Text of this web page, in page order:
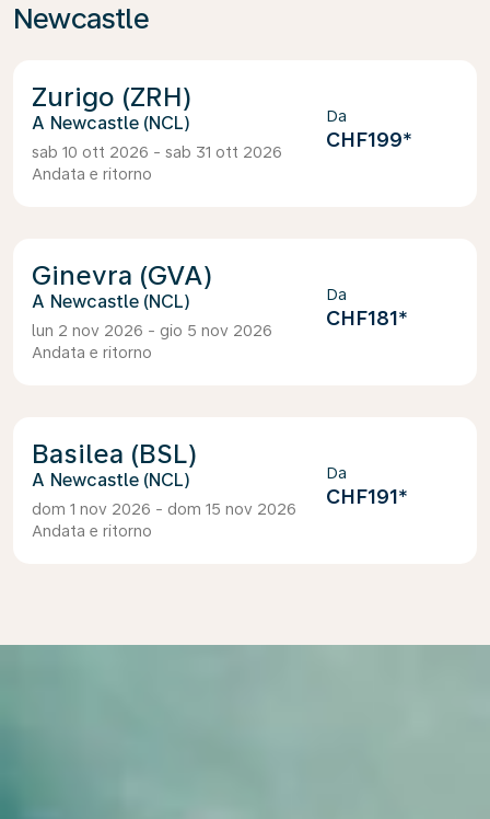
Newcastle
Zurigo (ZRH)
Newcastle (NCL)
sab 10 ott 2026 - sab 31 ott 2026
Andata e ritorno
Da
CHF199*
Ginevra (GVA)
Newcastle (NCL)
lun 2 nov 2026 - gio 5 nov 2026
Andata e ritorno
Da
CHF181*
Basilea (BSL)
Newcastle (NCL)
dom 1 nov 2026 - dom 15 nov 2026
Andata e ritorno
Da
CHF191*